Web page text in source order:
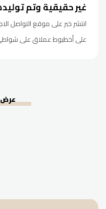
غير حقيقية وتم
انتشر خبر على موقع التواصل
على أخطبوط عملاق على شواطئ
عرض